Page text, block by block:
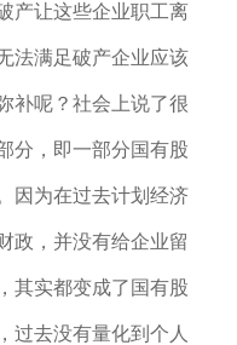
产让这些企业职工离
法满足破产企业应该
补呢？社会上说了很
分，即一部分国有股
因为在过去计划经济
政，并没有给企业留
其实都变成了国有股
过去没有量化到个人